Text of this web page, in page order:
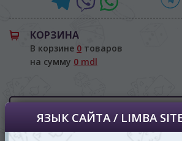
КОРЗИНА
В корзине 0 товаров
на сумму 0 mdl
Расширенный поиск
На каком языке Вы хотите
просматривать наш сайт?
În ce limbă ați dori să vedeți site-ul nostru?
Беспокоим Вас только один раз, далее
vom salva alegerea limbii.
Если вы хотите переключить язык
сайта, то это можно всегда сделать в